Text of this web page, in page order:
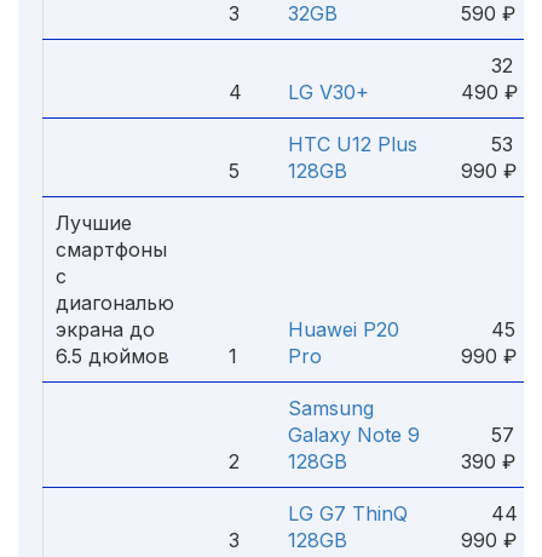
3
32GB
590 ₽
4 LG V30+
32
490 ₽
5
HTC U12 Plus
128GB
53
990 ₽
Лучшие
смартфоны
с
диагональю
экрана до
6.5 дюймов
1
Huawei P20
Pro
45
990 ₽
2
Samsung
Galaxy Note 9
128GB
57
390 ₽
3
LG G7 ThinQ
128GB
44
990 ₽